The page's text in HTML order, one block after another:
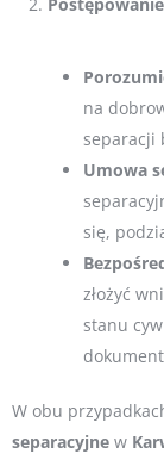
na
separacji
Umowa
się,
złożyć
stanu
W obu
separacyjne w